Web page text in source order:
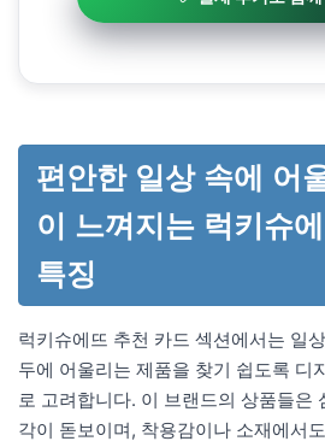
편안한 일상 속에 어
이 느껴지는 럭키슈
특징
럭키슈에뜨 추천 카드 섹션에서는 일
두에 어울리는 제품을 찾기 쉽도록 디
로 고려합니다. 이 브랜드의 상품들은
각이 돋보이며, 착용감이나 소재에서